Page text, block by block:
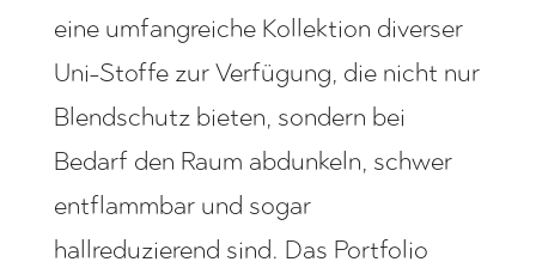
eine umfangreiche Kollektion diverser
Uni-Stoffe zur Verfügung, die nicht nur
Blendschutz bieten, sondern bei
Bedarf den Raum abdunkeln, schwer
entflammbar und sogar
hallreduzierend sind. Das Portfolio